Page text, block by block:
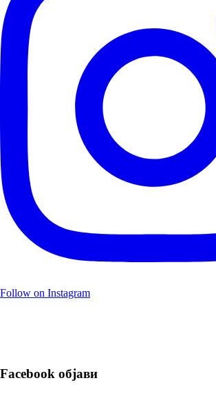
Follow on Instagram
Facebook објави